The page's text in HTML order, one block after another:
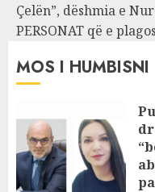
Çelën”, dëshmia e
PERSONAT që e
MOS I HUMBISNI